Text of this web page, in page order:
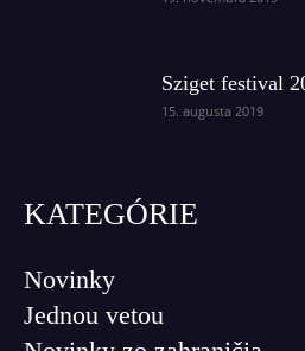
Sziget festival
15. augusta 2019
KATEGÓRIE
Novinky
Jednou vetou